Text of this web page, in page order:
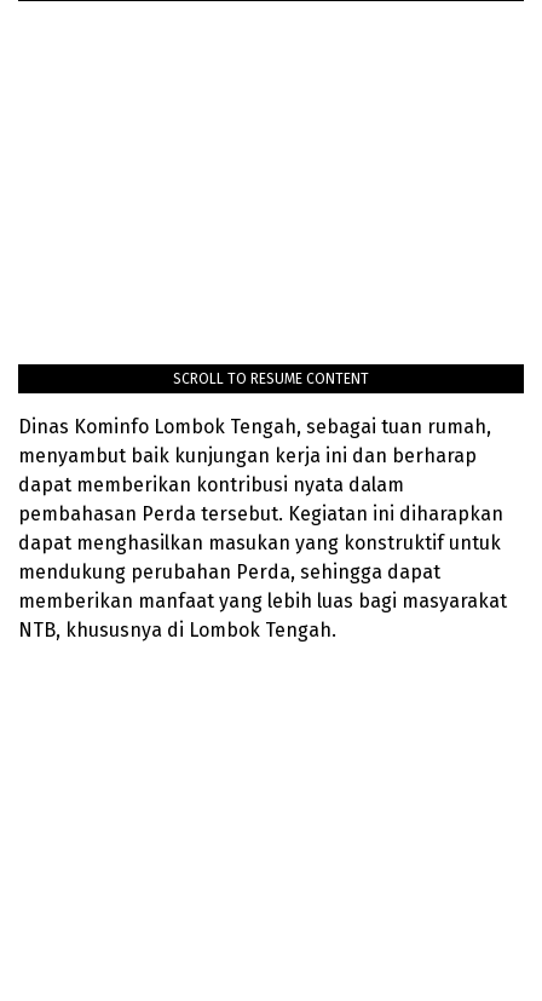
SCROLL TO RESUME CONTENT
Dinas Kominfo Lombok Tengah, sebagai tuan rumah,
menyambut baik kunjungan kerja ini dan berharap
dapat memberikan kontribusi nyata dalam
pembahasan Perda tersebut. Kegiatan ini diharapkan
dapat menghasilkan masukan yang konstruktif untuk
mendukung perubahan Perda, sehingga dapat
memberikan manfaat yang lebih luas bagi masyarakat
NTB, khususnya di Lombok Tengah.